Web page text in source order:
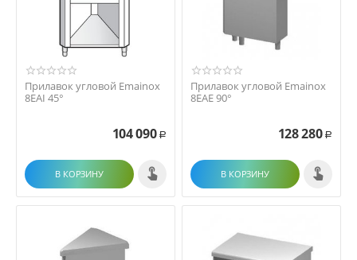
Прилавок угловой Emainox
8EAI 45°
104 090 Р
В КОРЗИНУ
Прилавок угловой Emainox
8EAE 90°
128 280 Р
В КОРЗИНУ